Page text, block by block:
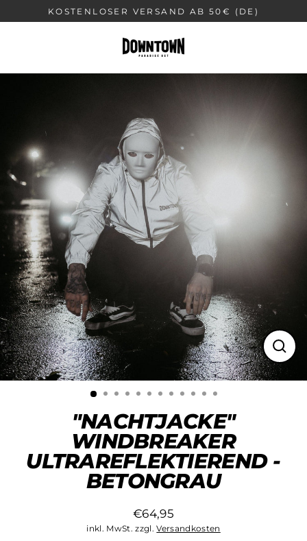
zum
KOSTENLOSER VERSAND AB 50€ (DE)
(Esc)
"NACHTJACKE"
WINDBREAKER
ULTRAREFLEKTIEREND -
BETONGRAU
Normaler
Preis
€64,95
inkl. MwSt. zzgl.Versandkosten